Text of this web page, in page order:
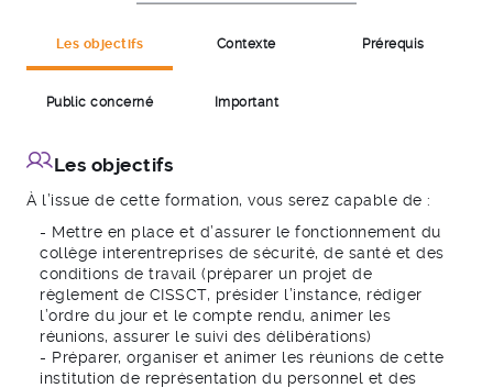
Les objectifs Contexte Prérequis
Public concerné Important
Les objectifs
À l’issue de cette formation, vous serez capable de :
- Mettre en place et d’assurer le fonctionnement du
collège interentreprises de sécurité, de santé et des
conditions de travail (préparer un projet de
règlement de CISSCT, présider l’instance, rédiger
l’ordre du jour et le compte rendu, animer les
réunions, assurer le suivi des délibérations)
- Préparer, organiser et animer les réunions de cette
institution de représentation du personnel et des